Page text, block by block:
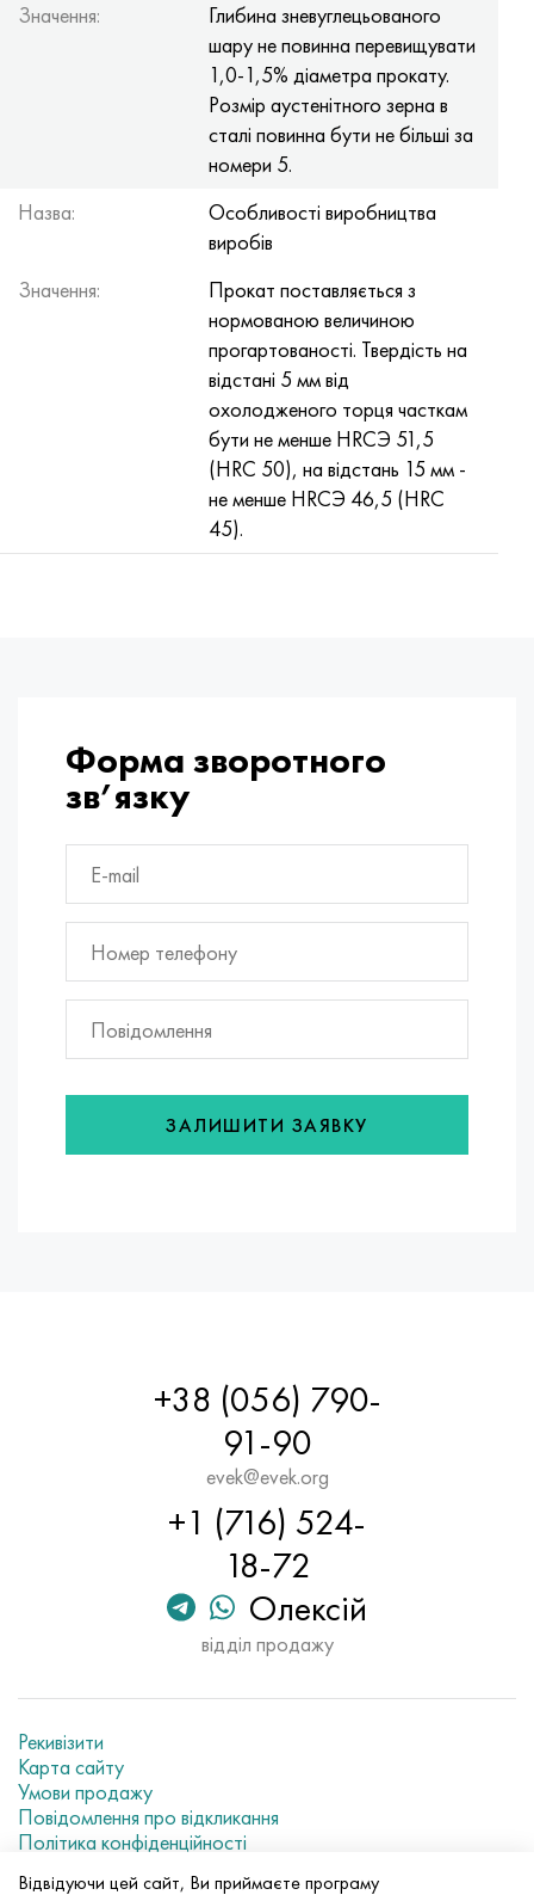
Значення:
Глибина зневуглецьованого
шару не повинна перевищувати
1,0-1,5% діаметра прокату.
Розмір аустенітного зерна в
сталі повинна бути не більші за
номери 5.
Назва:
Особливості виробництва
виробів
Значення:
Прокат поставляється з
нормованою величиною
прогартованості. Твердість на
відстані 5 мм від
охолодженого торця часткам
бути не менше HRCЭ 51,5
(HRC 50), на відстань 15 мм -
не менше HRCЭ 46,5 (HRC
45).
Форма зворотного
зв’язку
ЗАЛИШИТИ ЗАЯВКУ
+38 (056) 790-
91-90
evek@evek.org
+1 (716) 524-
18-72
Олексій
відділ продажу
Рекивізити
Карта сайту
Умови продажу
Повідомлення про відкликання
Політика конфіденційності
Відвідуючи цей сайт, Ви приймаєте програму